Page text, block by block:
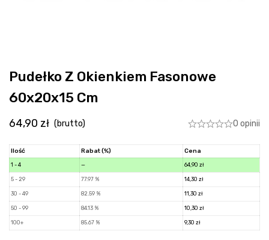
Pudełko Z Okienkiem Fasonowe
60x20x15 Cm
64,90 zł (brutto) 0 opinii
Ilość Rabat (%) Cena
1 - 4 — 64,90 zł
5 - 29 77.97 % 14,30 zł
30 - 49 82.59 % 11,30 zł
50 - 99 84.13 % 10,30 zł
100+ 85.67 % 9,30 zł